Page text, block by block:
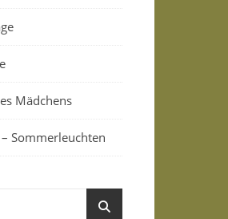
Mädchens
Sommerleuchten